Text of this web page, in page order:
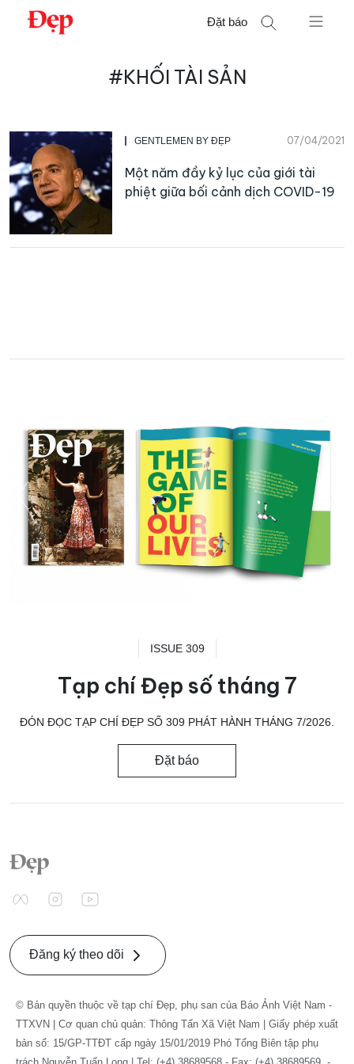
Chuyển
Đặt báo
#KHỐI TÀI SẢN
GENTLEMEN BY ĐẸP 07/04/2021
Một năm đầy kỷ lục của giới tài
phiệt giữa bối cảnh dịch COVID-19
ISSUE 309
Tạp chí Đẹp số tháng 7
ĐÓN ĐỌC TẠP CHÍ ĐẸP SỐ 309 PHÁT HÀNH THÁNG 7/2026.
Đặt báo
Đăng ký theo dõi
© Bản quyền thuộc về tạp chí Đẹp, phụ san của Báo Ảnh Việt Nam -
TTXVN | Cơ quan chủ quản: Thông Tấn Xã Việt Nam | Giấy phép xuất
bản số: 15/GP-TTĐT cấp ngày 15/01/2019 Phó Tổng Biên tập phụ